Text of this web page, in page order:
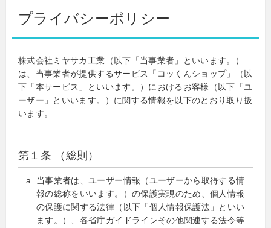
プライバシーポリシー
株式会社ミヤサカ工業（以下「当事業者」といいます。）
は、当事業者が提供するサービス「コッくんショップ」（以
下「本サービス」といいます。）におけるお客様（以下「ユ
ーザー」といいます。）に関する情報を以下のとおり取り扱
います。
第１条 （総則）
当事業者は、ユーザー情報（ユーザーから取得する情
報の総称をいいます。）の保護実現のため、個人情報
の保護に関する法律（以下「個人情報保護法」といい
ます。）、各省庁ガイドラインその他関連する法令等